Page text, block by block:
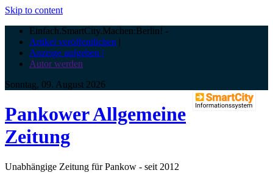
Skip to content
Einfach.SmartCity.Machen:Berlin! -
Artikel veröffentlichen |
Anzeige aufgeben |
Autor werden
Sonntag, 09. August 2026
Pankower Allgemeine
Zeitung
Unabhängige Zeitung für Pankow - seit 2012